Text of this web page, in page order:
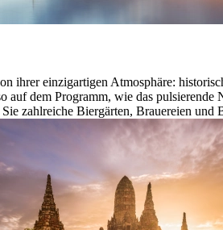
ihrer einzigartigen Atmosphäre:
auf dem Programm, wie das
zahlreiche Biergärten, Brauereien und